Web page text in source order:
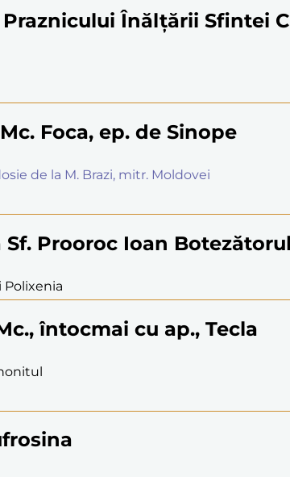
Înălțării Sfintei
Foca, ep. de Sinope
de la M. Brazi, mitr. Moldovei
Sf. Prooroc Ioan Botezătorul
Polixenia
întocmai cu ap., Tecla